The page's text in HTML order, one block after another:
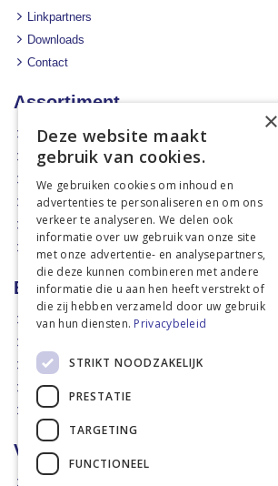
Linkpartners
Downloads
Contact
Assortiment
Aanbiedingen
Mechanisatie
Stal & Erf
Weidetechniek
Dierbenodigdheden
Actiefolders
Betalen en verzenden
Hoe bestellen?
Afhaalmogelijkheden
Verzendkosten
Retouren
Voorwaarden
×
Deze website maakt
gebruik van cookies.
We gebruiken cookies om inhoud en
advertenties te personaliseren en om ons
verkeer te analyseren. We delen ook
informatie over uw gebruik van onze site
met onze advertentie- en analysepartners,
die deze kunnen combineren met andere
informatie die u aan hen heeft verstrekt of
die zij hebben verzameld door uw gebruik
van hun diensten. Privacybeleid
STRIKT NOODZAKELIJK
PRESTATIE
TARGETING
FUNCTIONEEL